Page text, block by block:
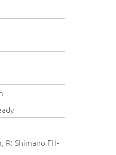
R: Shimano FH-